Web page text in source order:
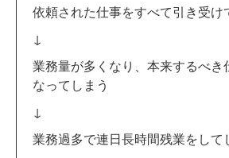
依頼された仕事をすべて引き受け
↓
業務量が多くなり、本来するべき
なってしまう
↓
業務過多で連日長時間残業をして